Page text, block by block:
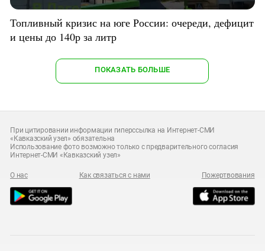
Топливный кризис на юге России: очереди, дефицит
и цены до 140р за литр
ПОКАЗАТЬ БОЛЬШЕ
При цитировании информации гиперссылка на Интернет-СМИ
«Кавказский узел» обязательна
Использование фото возможно только с предварительного согласия
Интернет-СМИ «Кавказский узел»
О нас Как связаться с нами Пожертвования